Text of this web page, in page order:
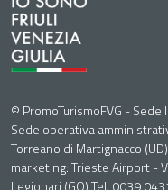
© PromoTurismoFVG -
Sede operativa
Torreano di Martignacco
marketing: Trieste Airport -
Legionari (GO) Tel. 0039